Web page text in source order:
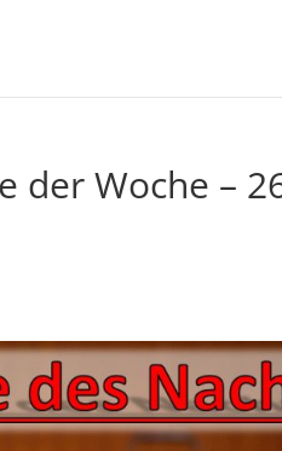
der Woche –